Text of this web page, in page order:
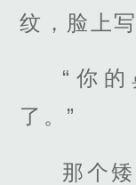
纹，脸上
“你
了。”
那个